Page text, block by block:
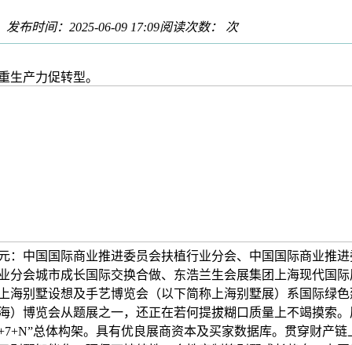
发布时间：2025-06-09 17:09阅读次数： 次
产力促转型。
：中国国际商业推进委员会扶植行业分会、中国国际商业推
分会城市成长国际交换合做、东浩兰生会展集团上海现代国
海别墅设想及手艺博览会（以下简称上海别墅展）系国际绿
）博览会从题展之一，还正在若何提拔糊口质量上不竭摸索
总体构架。具有优良展商资本及买家数据库。贯穿财产链